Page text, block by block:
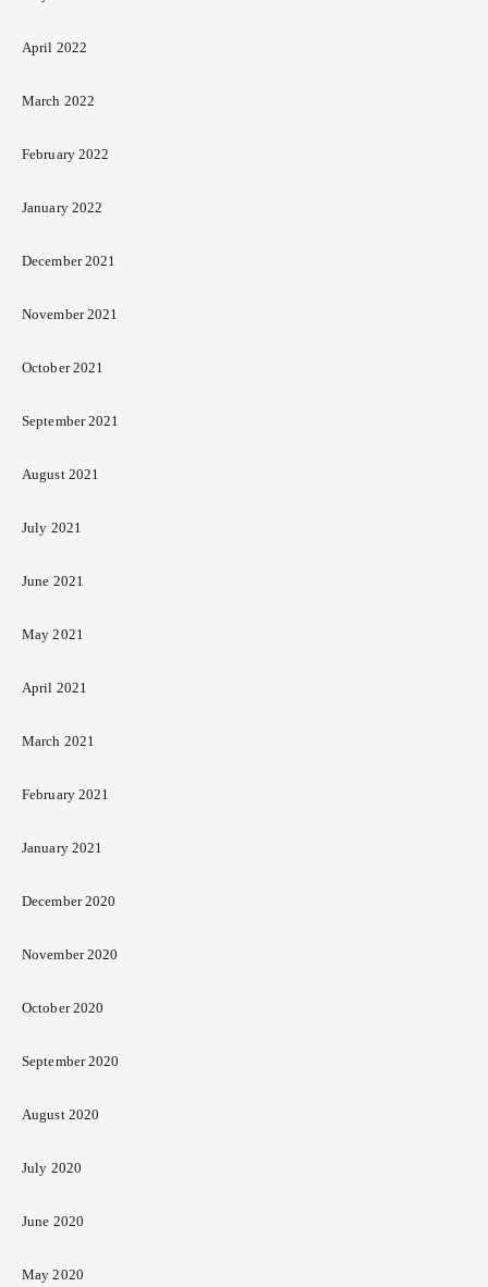
April 2022
March 2022
February 2022
January 2022
December 2021
November 2021
October 2021
September 2021
August 2021
July 2021
June 2021
May 2021
April 2021
March 2021
February 2021
January 2021
December 2020
November 2020
October 2020
September 2020
August 2020
July 2020
June 2020
May 2020